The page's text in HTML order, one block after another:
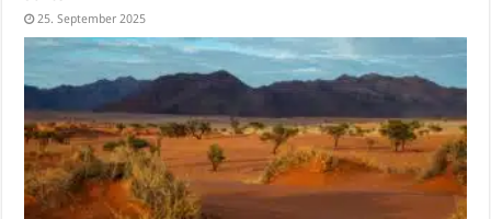
25. September 2025